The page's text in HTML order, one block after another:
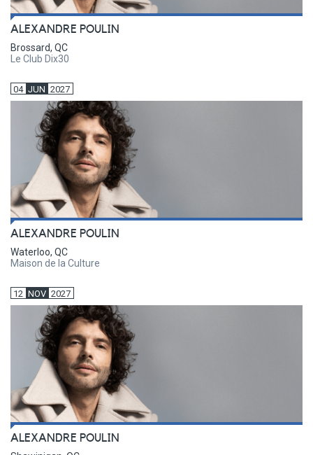
ALEXANDRE POULIN
Brossard, QC
Le Club Dix30
04 JUN 2027
ALEXANDRE POULIN
Waterloo, QC
Maison de la Culture
12 NOV 2027
ALEXANDRE POULIN